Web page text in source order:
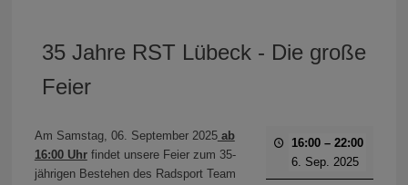
35 Jahre RST Lübeck - Die große
Feier
16:00 – 22:00
6. Sep. 2025
Am Samstag, 06. September 2025ab
16:00 Uhrfindet unsere Feier zum 35-
jährigen Bestehen des Radsport Team